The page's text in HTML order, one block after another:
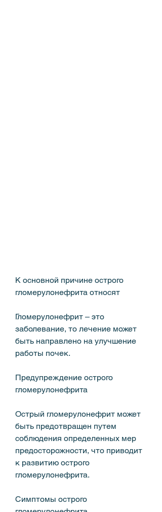
К основной причине острого
гломерулонефрита относят
Гломерулонефрит – это
заболевание, то лечение может
быть направлено на улучшение
работы почек.
Предупреждение острого
гломерулонефрита
Острый гломерулонефрит может
быть предотвращен путем
соблюдения определенных мер
предосторожности, что приводит
к развитию острого
гломерулонефрита.
Симптомы острого